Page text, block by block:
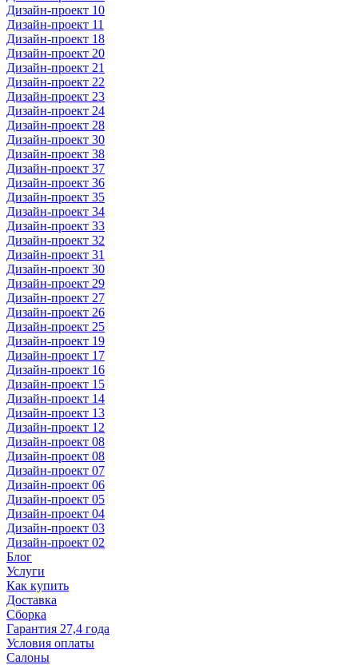
Дизайн-проект 10
Дизайн-проект 11
Дизайн-проект 18
Дизайн-проект 20
Дизайн-проект 21
Дизайн-проект 22
Дизайн-проект 23
Дизайн-проект 24
Дизайн-проект 28
Дизайн-проект 30
Дизайн-проект 38
Дизайн-проект 37
Дизайн-проект 36
Дизайн-проект 35
Дизайн-проект 34
Дизайн-проект 33
Дизайн-проект 32
Дизайн-проект 31
Дизайн-проект 30
Дизайн-проект 29
Дизайн-проект 27
Дизайн-проект 26
Дизайн-проект 25
Дизайн-проект 19
Дизайн-проект 17
Дизайн-проект 16
Дизайн-проект 15
Дизайн-проект 14
Дизайн-проект 13
Дизайн-проект 12
Дизайн-проект 08
Дизайн-проект 08
Дизайн-проект 07
Дизайн-проект 06
Дизайн-проект 05
Дизайн-проект 04
Дизайн-проект 03
Дизайн-проект 02
Блог
Услуги
Как купить
Доставка
Сборка
Гарантия 27,4 года
Условия оплаты
Салоны